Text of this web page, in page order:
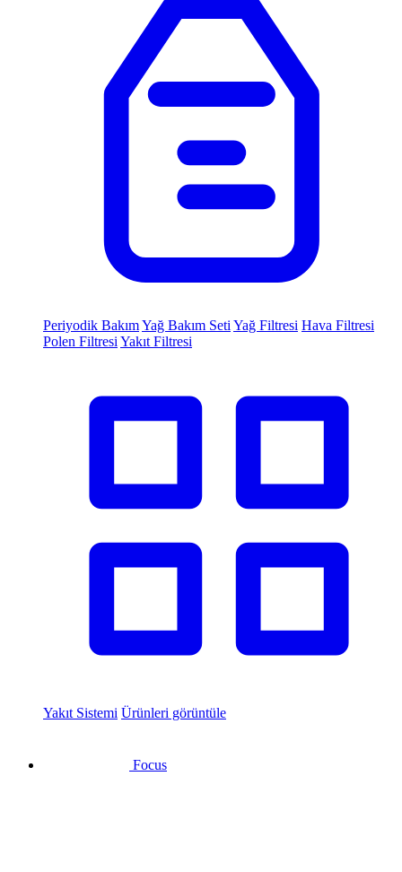
Periyodik BakımYağ Bakım Seti Yağ Filtresi Hava Filtresi
Polen Filtresi Yakıt Filtresi
Yakıt Sistemi Ürünleri görüntüle
Focus